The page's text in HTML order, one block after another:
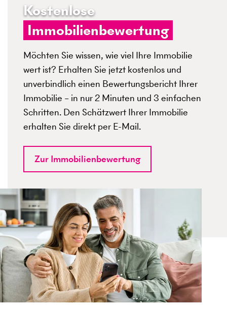
Kostenlose
Immobilienbewertung
Möchten Sie wissen, wie viel Ihre Immobilie
wert ist? Erhalten Sie jetzt kostenlos und
unverbindlich einen Bewertungsbericht Ihrer
Immobilie – in nur 2 Minuten und 3 einfachen
Schritten. Den Schätzwert Ihrer Immobilie
erhalten Sie direkt per E-Mail.
Zur Immobilienbewertung